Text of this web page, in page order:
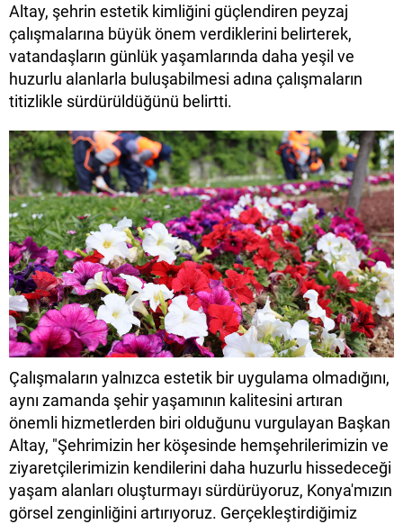
Altay, şehrin estetik kimliğini güçlendiren peyzaj
çalışmalarına büyük önem verdiklerini belirterek,
vatandaşların günlük yaşamlarında daha yeşil ve
huzurlu alanlarla buluşabilmesi adına çalışmaların
titizlikle sürdürüldüğünü belirtti.
Çalışmaların yalnızca estetik bir uygulama olmadığını,
aynı zamanda şehir yaşamının kalitesini artıran
önemli hizmetlerden biri olduğunu vurgulayan Başkan
Altay, "Şehrimizin her köşesinde hemşehrilerimizin ve
ziyaretçilerimizin kendilerini daha huzurlu hissedeceği
yaşam alanları oluşturmayı sürdürüyoruz, Konya'mızın
görsel zenginliğini artırıyoruz. Gerçekleştirdiğimiz